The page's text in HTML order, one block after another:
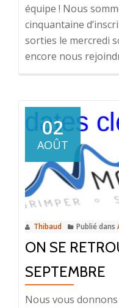
équipe ! Nous
cinquantaine
sorties le mercredi
encore nous
02
AOÛT
Thibaud Publié dans
ON SE
SEPTEMBRE
Nous vous